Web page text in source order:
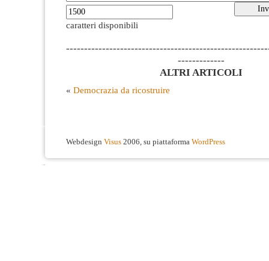
caratteri disponibili
-------------
ALTRI ARTICOLI
« Democrazia da ricostruire
Webdesign Visus 2006, su piattaforma WordPress